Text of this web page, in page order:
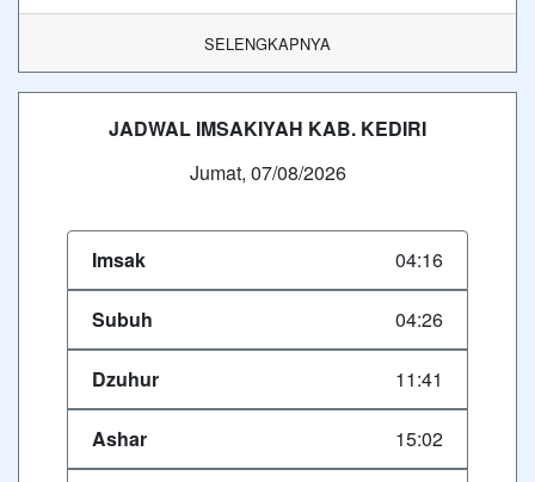
SELENGKAPNYA
JADWAL IMSAKIYAH KAB. KEDIRI
Jumat, 07/08/2026
Imsak 04:16
Subuh 04:26
Dzuhur 11:41
Ashar 15:02